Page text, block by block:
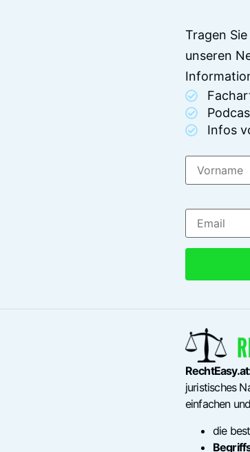
Tragen
unseren
Infos
juristisches
einfachen
die